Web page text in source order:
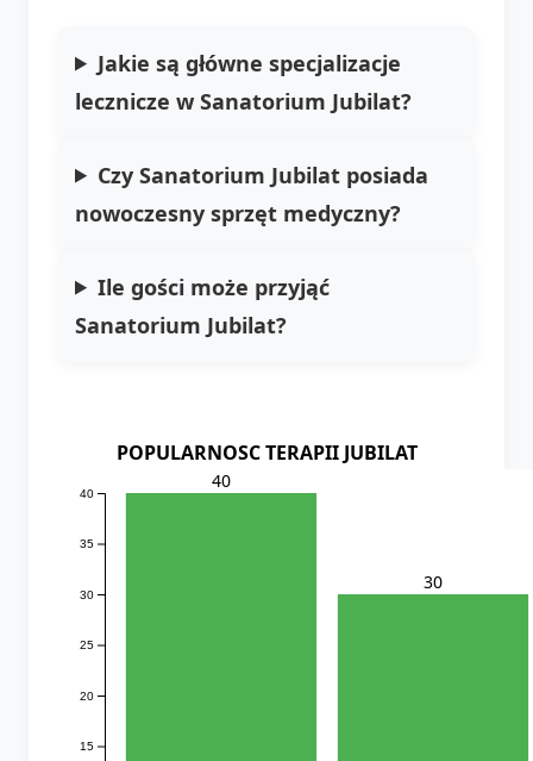
Jakie są główne specjalizacje
lecznicze w Sanatorium Jubilat?
Czy Sanatorium Jubilat posiada
nowoczesny sprzęt medyczny?
Ile gości może przyjąć
Sanatorium Jubilat?
POPULARNOSC TERAPII JUBILAT
15
20
25
30
35
40
40
30